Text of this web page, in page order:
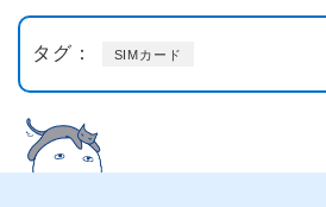
タグ： SIMカード